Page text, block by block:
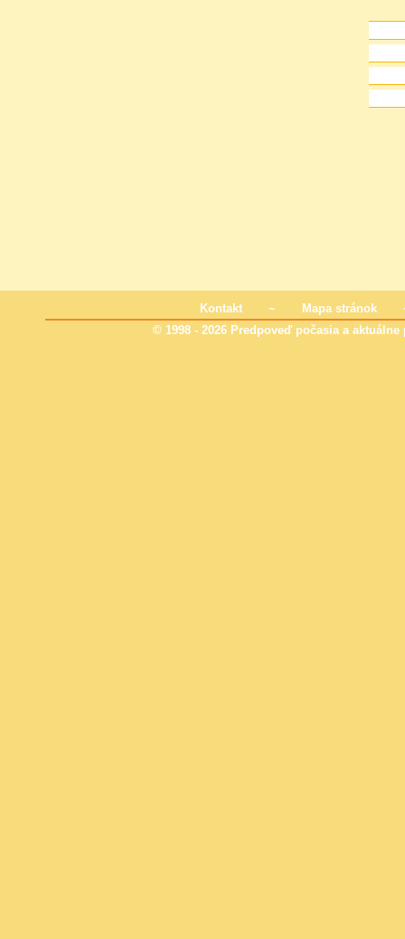
Kontakt ~ Mapa stránok
© 1998 - 2026 Predpoveď počasia a